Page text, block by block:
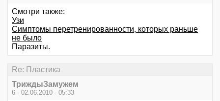
Смотри также:
Узи
Симптомы перетренированности, которых раньше
не было
Паразиты.
Re: Пластика
ТриждыЗамужем
6 - 02.06.2010 - 05:33